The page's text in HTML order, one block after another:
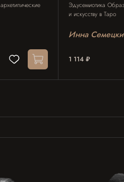
Эдусемиотика
и искусству в Таро
Инна Семецки
1 114 ₽